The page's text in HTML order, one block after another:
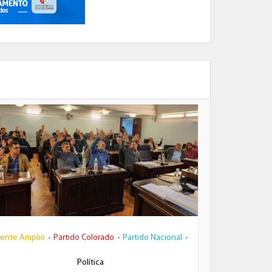
Amplio • Partido Colorado • Partido Nacional •
Política